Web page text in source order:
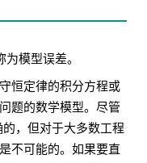
模型误差。
恒定律的积分方程或
题的数学模型。尽管
，但对于大多数工程
不可能的。如果要直